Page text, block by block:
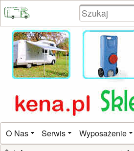
O Nas Serwis Wyposażenie